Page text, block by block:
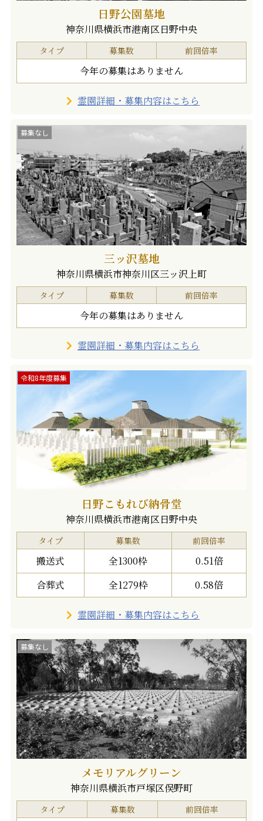
日野公園墓地
神奈川県横浜市港南区日野中央
タイプ 募集数 前回倍率
今年の募集はありません
霊園詳細・募集内容はこちら
募集なし
三ッ沢墓地
神奈川県横浜市神奈川区三ッ沢上町
タイプ 募集数 前回倍率
今年の募集はありません
霊園詳細・募集内容はこちら
令和8年度募集
日野こもれび納骨堂
神奈川県横浜市港南区日野中央
タイプ 募集数 前回倍率
搬送式 全1300枠
0.51倍
合葬式
全1279枠 0.58倍
霊園詳細・募集内容はこちら
募集なし
メモリアルグリーン
神奈川県横浜市戸塚区俣野町
タイプ 募集数 前回倍率